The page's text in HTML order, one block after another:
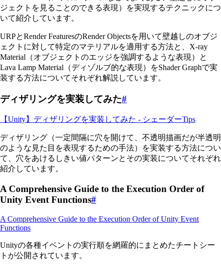
ジェクトを見ることのできる表現）を実現するテクニックにつ
いて紹介しています。
URPとRender FeaturesのRender Objectsを用いて壁越しのオブジ
ェクトに対して特定のマテリアルを適用する方法と、X-ray
Material（オブジェクトのエッジを強調するような表現）と
Lava Lamp Material（ディゾルブ的な表現）をShader Graphで実
装する方法についてそれぞれ解説しています。
ディザリングを実装してみた#
【Unity】ディザリングを実装してみた - シェーダーTips
ディザリング（一定間隔に穴を開けて、不透明描画だが半透明
のような見た目を表現するための手法）を実装する方法につい
て、穴をあけるしきい値パターンとその実装についてそれぞれ
紹介しています。
A Comprehensive Guide to the Execution Order of
Unity Event Functions#
A Comprehensive Guide to the Execution Order of Unity Event
Functions
Unityの各種イベントの実行順を網羅的にまとめたチートシー
トが公開されています。